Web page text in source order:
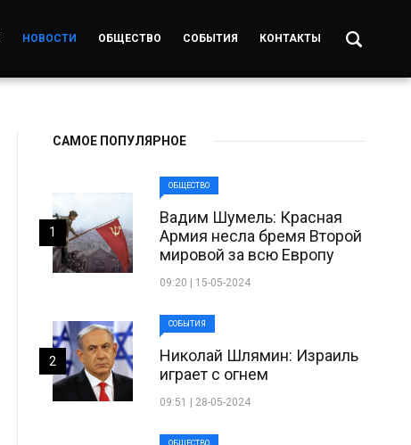
НОВОСТИ ОБЩЕСТВО СОБЫТИЯ КОНТАКТЫ
САМОЕ ПОПУЛЯРНОЕ
ОБЩЕСТВО
Вадим Шумель: Красная
Армия несла бремя Второй
мировой за всю Европу
09:20 | 15-05-2024
1
СОБЫТИЯ
Николай Шлямин: Израиль
играет с огнем
09:51 | 28-05-2024
2
ОБЩЕСТВО